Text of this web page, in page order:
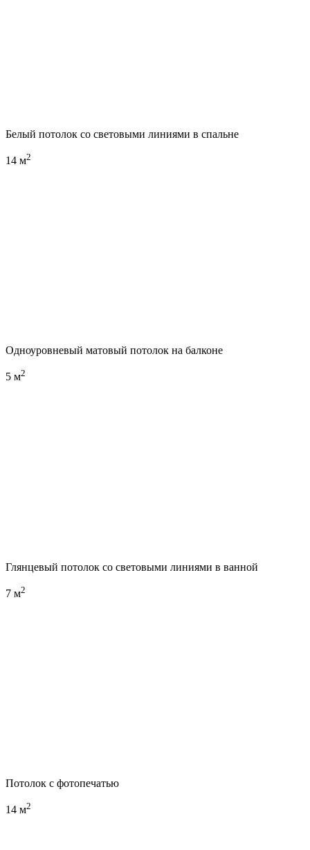
Белый потолок со световыми линиями в спальне
14 м2
Одноуровневый матовый потолок на балконе
5 м2
Глянцевый потолок со световыми линиями в ванной
7 м2
Потолок с фотопечатью
14 м2